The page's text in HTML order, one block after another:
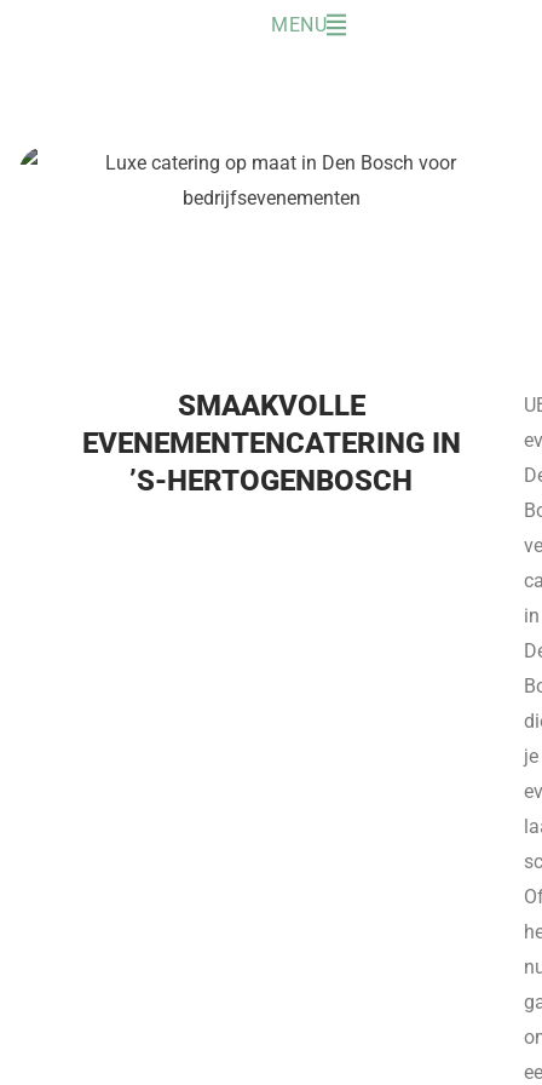
MENU
SMAAKVOLLE
EVENEMENTENCATERING IN
’S-HERTOGENBOSCH
in
je